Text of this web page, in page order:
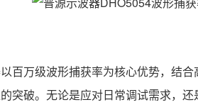
百万级波形捕获率为核心优势，结
突破。无论是应对日常调试需求，